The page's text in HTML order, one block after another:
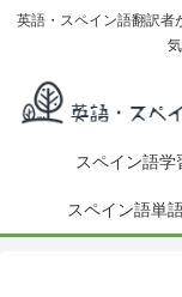
英語・スペイン語翻訳者
スペイン語学
スペイン語単